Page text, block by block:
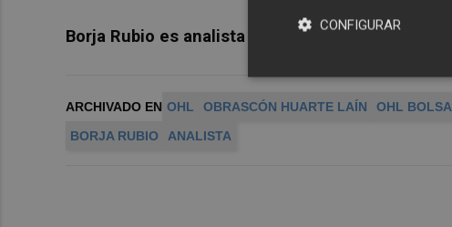
Borja Rubio es analista de XTB
ARCHIVADO EN OHL OBRASCÓN HUARTE LAÍN OHL BOLSA
BORJA RUBIO
ANALISTA
CONFIGURAR